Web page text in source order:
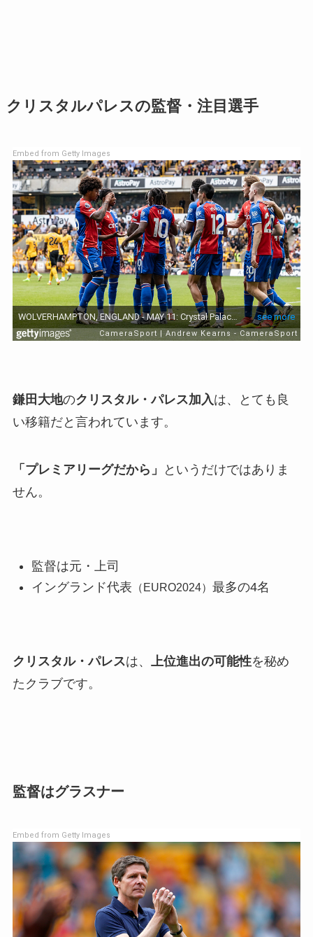
クリスタルパレスの監督・注目選手
Embed from Getty Images
鎌田大地のクリスタル・パレス加入は、とても良
い移籍だと言われています。
「プレミアリーグだから」
というだけではありま
せん。
監督は元・上司
イングランド代表 （EURO2024） 最多の4名
クリスタル・パレスは、 上位進出の可能性を秘め
たクラブです。
監督はグラスナー
Embed from Getty Images